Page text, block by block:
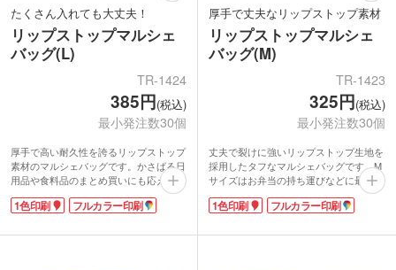
たくさん入れても大丈夫！
リップストップマルシェ
バッグ(L)
TR-1424
385円(税込)
最小発注数30個
厚手で高い耐久性を誇るリップストップ
素材のマルシェバッグです。かさばる日
用品や食料品のまとめ買いにも応える大
容量設計で、サイドマチが収納力をしっ
かりサポートします。内側のポケットに
1色印刷またはフルカラーで名入れがで
1色印刷 フルカラー印刷
厚手で丈夫なリップストップ素材
リップストップマルシェ
バッグ(M)
TR-1423
325円(税込)
最小発注数30個
丈夫で裂けに強いリップストップ生地を
採用したタフなマルシェバッグです。M
サイズはお弁当の持ち運びなどに最適な
サイズ感で、サイドマチにより安定した
収納力を発揮します。内ポケットに畳ん
い。
1色印刷 フルカラー印刷